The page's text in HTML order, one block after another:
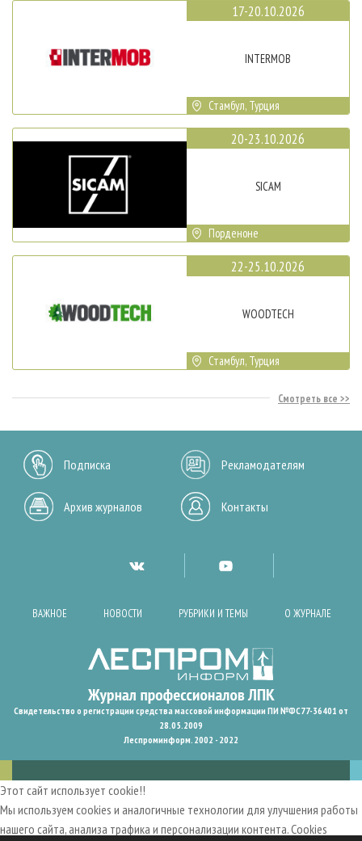
17-20.10.2026
INTERMOB
Стамбул, Турция
20-23.10.2026
SICAM
Порденоне
22-25.10.2026
WOODTECH
Стамбул, Турция
Смотреть все
Подписка Рекламодателям
Архив журналов Контакты
ВАЖНОЕ НОВОСТИ РУБРИКИ И ТЕМЫ О ЖУРНАЛЕ
Свидетельство о регистрации средства массовой информации ПИ №ФС77-36401 от
28.05.2009
Леспроминформ. 2002 - 2022
Этот сайт использует cookie!!
Мы используем cookies и аналогичные технологии для улучшения работы
нашего сайта, анализа трафика и персонализации контента. Cookies